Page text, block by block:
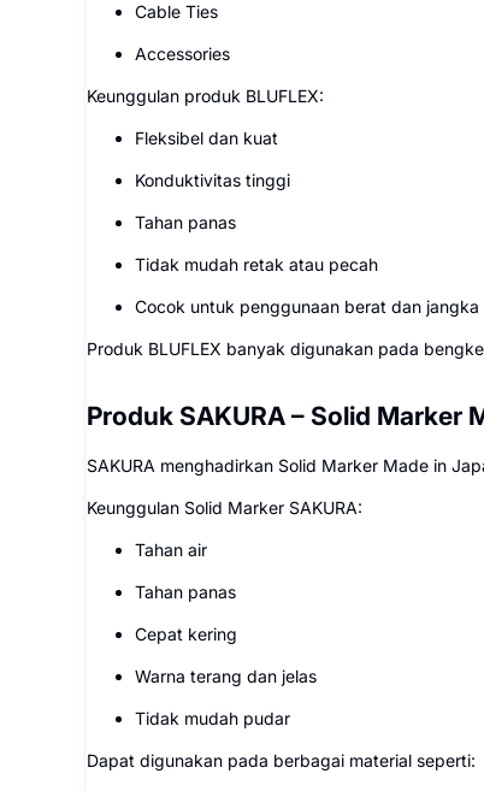
Cable Ties
Accessories
Keunggulan produk BLUFLEX:
Fleksibel dan kuat
Konduktivitas tinggi
Tahan panas
Tidak mudah retak atau pecah
Cocok untuk penggunaan berat dan jangka
Produk BLUFLEX banyak digunakan pada
Produk SAKURA – Solid Marker
SAKURA menghadirkan Solid Marker Made in
Keunggulan Solid Marker SAKURA:
Tahan air
Tahan panas
Cepat kering
Warna terang dan jelas
Tidak mudah pudar
Dapat digunakan pada berbagai material seperti: